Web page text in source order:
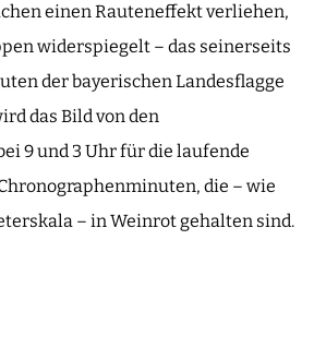
einen Rauteneffekt verliehen,
widerspiegelt – das seinerseits
der bayerischen Landesflagge
das Bild von den
9 und 3 Uhr für die laufende
die – wie
– in Weinrot gehalten sind.